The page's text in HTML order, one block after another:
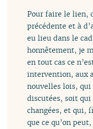
Pour faire le lien,
précédente et à
eu lieu dans le
honnêtement, je
en tout cas ce
intervention, aux
nouvelles lois,
discutées, soit
changées, et qui,
que ce qu’on